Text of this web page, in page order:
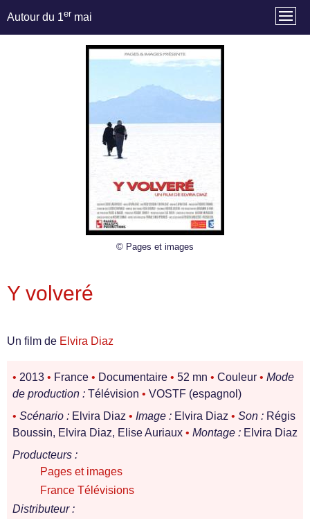
Autour du 1er mai
© Pages et images
Y volveré
Un film de Elvira Diaz
• 2013 • France • Documentaire • 52 mn • Couleur • Mode
de production : Télévision • VOSTF (espagnol)
• Scénario : Elvira Diaz • Image : Elvira Diaz • Son : Régis
Boussin, Elvira Diaz, Elise Auriaux • Montage : Elvira Diaz
Producteurs :
Pages et images
France Télévisions
Distributeur :